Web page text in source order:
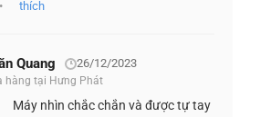
công nghệ Rapid Charge sẽ cung
chỉ trong một giờ. Do đó, trong thời
hoặc nghỉ ngơi bạn có thể dễ dàng
• thích
Quang 26/12/2023
hàng tại Hưng Phát
Máy nhìn chắc chắn và được tự tay